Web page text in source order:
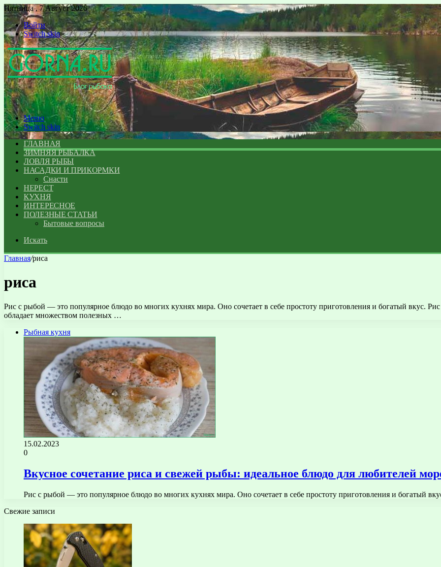
Пятница , 7 Август 2026
Войти
Switch skin
Меню
Switch skin
ГЛАВНАЯ
ЗИМНЯЯ РЫБАЛКА
ЛОВЛЯ РЫБЫ
НАСАДКИ И ПРИКОРМКИ
Снасти
НЕРЕСТ
КУХНЯ
ИНТЕРЕСНОЕ
ПОЛЕЗНЫЕ СТАТЬИ
Бытовые вопросы
Искать
Главная/риса
риса
Рис с рыбой — это популярное блюдо во многих кухнях мира. Оно сочетает в себе простоту приготовления и богатый вкус.
обладает множеством полезных …
Рыбная кухня
15.02.2023
0
Вкусное сочетание риса и свежей рыбы: идеальное блюдо для любителей
Рис с рыбой — это популярное блюдо во многих кухнях мира. Оно сочетает в себе простоту приготовления и богатый
Свежие записи